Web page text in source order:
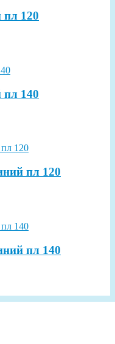
пл 120
пл 140
пл 120
пл 140